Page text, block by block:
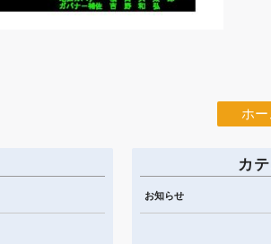
ホ
カ
お知らせ